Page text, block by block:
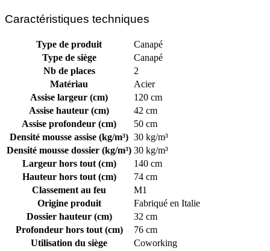
Caractéristiques techniques
Type de produit
Canapé
Type de siège
Canapé
Nb de places
2
Matériau
Acier
Assise largeur (cm)
120 cm
Assise hauteur (cm)
42 cm
Assise profondeur (cm)
50 cm
Densité mousse assise (kg/m³) 30 kg/m³
Densité mousse dossier (kg/m³) 30 kg/m³
Largeur hors tout (cm)
140 cm
Hauteur hors tout (cm)
74 cm
Classement au feu
M1
Origine produit
Fabriqué en Italie
Dossier hauteur (cm)
32 cm
Profondeur hors tout (cm)
76 cm
Utilisation du siège
Coworking